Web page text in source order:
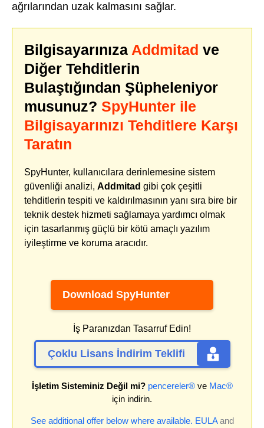
ağrılarından uzak kalmasını sağlar.
Bilgisayarınıza Addmitad ve
Diğer Tehditlerin
Bulaştığından Şüpheleniyor
musunuz? SpyHunter ile
Bilgisayarınızı Tehditlere Karşı
Taratın
SpyHunter, kullanıcılara derinlemesine sistem
güvenliği analizi, Addmitad gibi çok çeşitli
tehditlerin tespiti ve kaldırılmasının yanı sıra bire bir
teknik destek hizmeti sağlamaya yardımcı olmak
için tasarlanmış güçlü bir kötü amaçlı yazılım
iyileştirme ve koruma aracıdır.
Download SpyHunter
İş Paranızdan Tasarruf Edin!
Çoklu Lisans İndirim Teklifi
İşletim Sisteminiz Değil mi? pencereler®ve Mac®
için indirin.
See additional offer below where available. EULAand